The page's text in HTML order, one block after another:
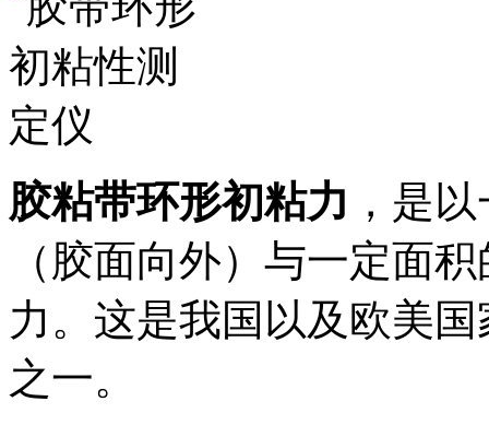
胶粘带环形初粘力 ，是
（胶面向外）与一定面
力。这是我国以及欧美
之一。